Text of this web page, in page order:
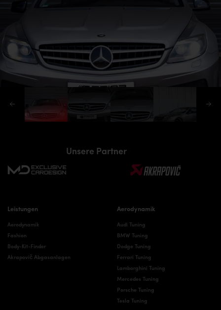
Unsere Partner
Leistungen
Aerodynamik
Fashion
Body-Kit-Finder
Akrapovič Abgasanlagen
Aerodynamik
Audi Tuning
BMW Tuning
Dodge Tuning
Ferrari Tuning
Lamborghini Tuning
Mercedes Tuning
Porsche Tuning
Tesla Tuning